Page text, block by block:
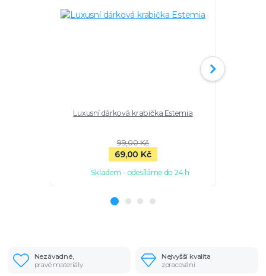
Luxusní dárková krabička Estemia
99,00 Kč
69,00 Kč
Skladem - odesíláme do 24 h
Nezávadné,
pravé materiály
Nejvyšší kvalita
zpracování